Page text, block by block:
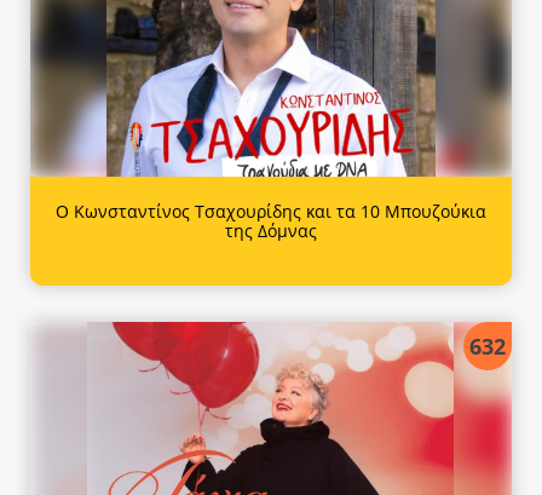
Ο Κωνσταντίνος Τσαχουρίδης και τα 10 Μπουζούκια
της Δόμνας
632